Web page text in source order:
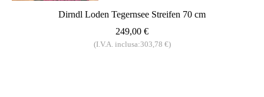
Dirndl Loden Tegernsee Streifen 70 cm
249,00 €
(I.V.A. inclusa:303,78 €)